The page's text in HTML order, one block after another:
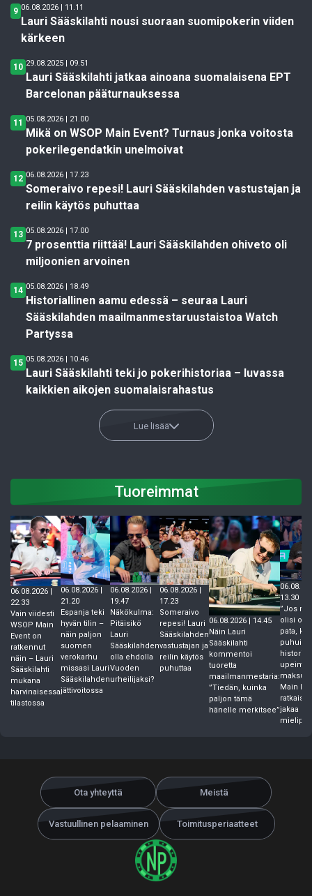
9 06.08.2026 | 11.11
Lauri Sääskilahti nousi suoraan suomipokerin viiden
kärkeen
10 29.08.2025 | 09.51
Lauri Sääskilahti jatkaa ainoana suomalaisena EPT
Barcelonan pääturnauksessa
11 05.08.2026 | 21.00
Mikä on WSOP Main Event? Turnaus jonka voitosta
pokerilegendatkin unelmoivat
12 06.08.2026 | 17.23
Someraivo repesi! Lauri Sääskilahden vastustajan ja
reilin käytös puhuttaa
13 05.08.2026 | 17.00
7 prosenttia riittää! Lauri Sääskilahden ohiveto oli
miljoonien arvoinen
14 05.08.2026 | 18.49
Historiallinen aamu edessä – seuraa Lauri
Sääskilahden maailmanmestaruustaistoa Watch
Partyssa
15 05.08.2026 | 10.46
Lauri Sääskilahti teki jo pokerihistoriaa – luvassa
kaikkien aikojen suomalaisrahastus
Lue lisää
Tuoreimmat
06.08.2026 |
22.33
Vain viidesti
WSOP Main
Event on
ratkennut
näin – Lauri
Sääskilahti
mukana
harvinaisessa
tilastossa
06.08.2026 |
21.20
Espanja teki
hyvän tilin –
näin paljon
suomen
verokarhu
missasi Lauri
Sääskilahden
jättivoitossa
06.08.2026 |
19.47
Näkökulma:
Pitäisikö
Lauri
Sääskilahden
olla ehdolla
Vuoden
urheilijaksi?
06.08.2026 |
17.23
Someraivo
repesi! Lauri
Sääskilahden
vastustajan ja
reilin käytös
puhuttaa
06.08.2026 | 14.45
Näin Lauri
Sääskilahti
kommentoi
tuoretta
maailmanmestaria:
”Tiedän, kuinka
paljon tämä
hänelle merkitsee”
13.30
”Jos
olisi
pata,
historian
Main
jakaa
Ota yhteyttä Meistä
Vastuullinen pelaaminen Toimitusperiaatteet